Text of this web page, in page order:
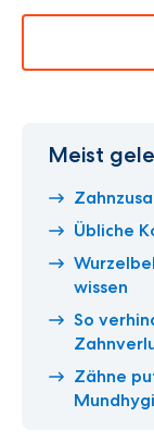
Meist
Übliche
wissen
So
Zähne